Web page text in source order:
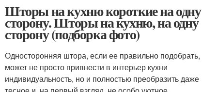
Шторы на кухню короткие на одну
сторону. Шторы на кухню, на одну
сторону (подборка фото)
Односторонняя штора, если ее правильно подобрать,
может не просто привнести в интерьер кухни
индивидуальность, но и полностью преобразить даже